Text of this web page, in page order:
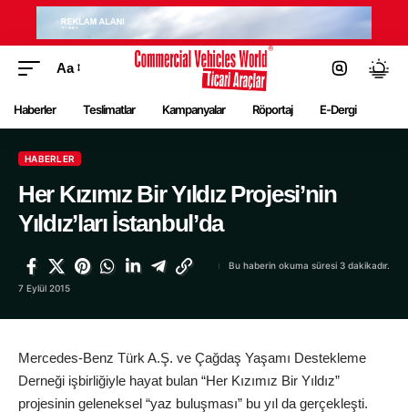
Aa
Haberler Teslimatlar Kampanyalar Röportaj E-Dergi
HABERLER
Her Kızımız Bir Yıldız Projesi’nin
Yıldız’ları İstanbul’da
7 Eylül 2015
Bu haberin okuma süresi 3 dakikadır.
Mercedes-Benz Türk A.Ş. ve Çağdaş Yaşamı Destekleme
Derneği işbirliğiyle hayat bulan “Her Kızımız Bir Yıldız”
projesinin geleneksel “yaz buluşması” bu yıl da gerçekleşti.